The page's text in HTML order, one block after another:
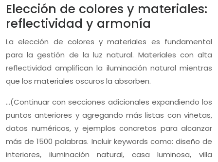
Elección de colores y materiales:
reflectividad y armonía
La elección de colores y materiales es fundamental
para la gestión de la luz natural. Materiales con alta
reflectividad amplifican la iluminación natural mientras
que los materiales oscuros la absorben.
…(Continuar con secciones adicionales expandiendo los
puntos anteriores y agregando más listas con viñetas,
datos numéricos, y ejemplos concretos para alcanzar
más de 1500 palabras. Incluir keywords como: diseño de
interiores, iluminación natural, casa luminosa, villa